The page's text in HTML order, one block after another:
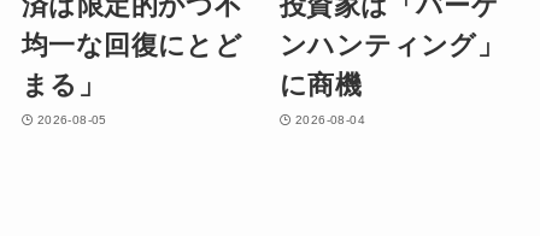
均一な回復にとど
まる」
2026-08-05
ンハンティング」
に商機
2026-08-04